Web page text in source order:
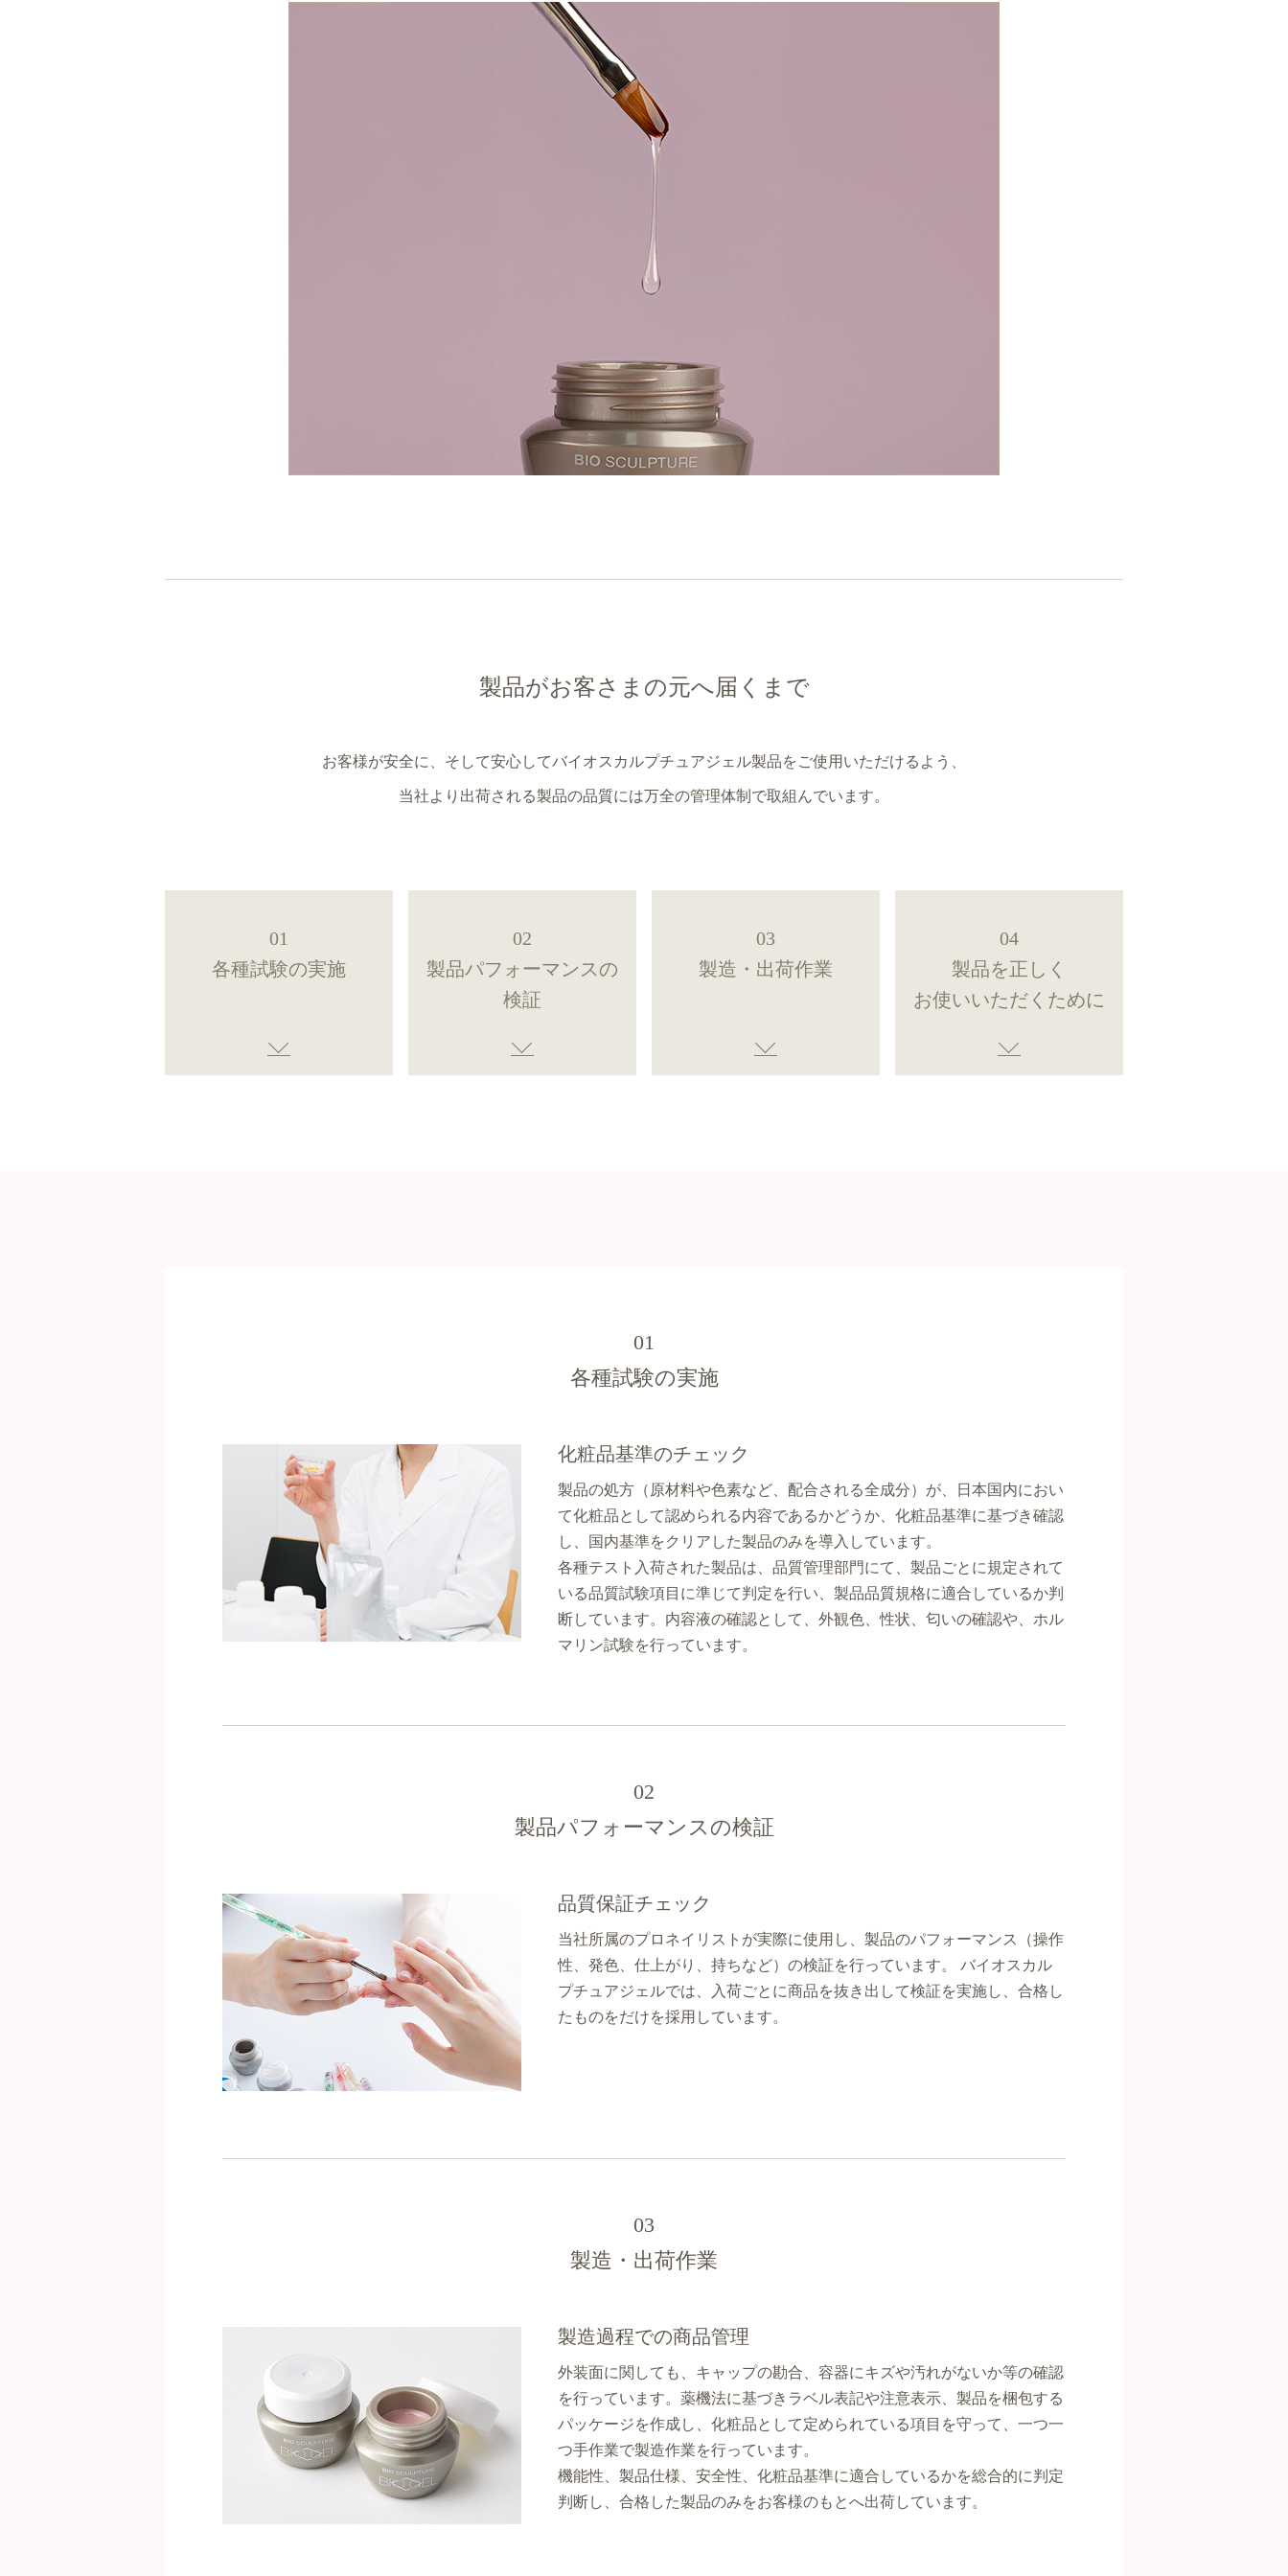
製品がお客さまの元へ届くまで
お客様が安全に、そして安心してバイオスカルプチュアジェル製品をご使用いただけるよう、
当社より出荷される製品の品質には万全の管理体制で取組んでいます。
01
各種試験の実施
02
製品パフォーマンスの
検証
03
製造・出荷作業
04
製品を正しく
お使いいただくために
01
各種試験の実施
化粧品基準のチェック
製品の処方（原材料や色素など、配合される全成分）が、日本国内におい
て化粧品として認められる内容であるかどうか、化粧品基準に基づき確認
し、国内基準をクリアした製品のみを導入しています。
各種テスト入荷された製品は、品質管理部門にて、製品ごとに規定されて
いる品質試験項目に準じて判定を行い、製品品質規格に適合しているか判
断しています。内容液の確認として、外観色、性状、匂いの確認や、ホル
マリン試験を行っています。
02
製品パフォーマンスの検証
品質保証チェック
当社所属のプロネイリストが実際に使用し、製品のパフォーマンス（操作
性、発色、仕上がり、持ちなど）の検証を行っています。 バイオスカル
プチュアジェルでは、入荷ごとに商品を抜き出して検証を実施し、合格し
たものをだけを採用しています。
03
製造・出荷作業
製造過程での商品管理
外装面に関しても、キャップの勘合、容器にキズや汚れがないか等の確認
を行っています。薬機法に基づきラベル表記や注意表示、製品を梱包する
パッケージを作成し、化粧品として定められている項目を守って、一つ一
つ手作業で製造作業を行っています。
機能性、製品仕様、安全性、化粧品基準に適合しているかを総合的に判定
判断し、合格した製品のみをお客様のもとへ出荷しています。